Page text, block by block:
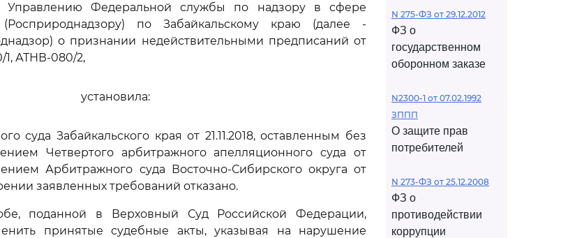
Управлению Федеральной службы по надзору в сфере
(Росприроднадзору) по Забайкальскому краю (далее -
о признании недействительными предписаний от
1, АТНВ-080/2,
установила:
суда Забайкальского края от 21.11.2018, оставленным без
Четвертого арбитражного апелляционного суда от
Арбитражного суда Восточно-Сибирского округа от
заявленных требований отказано.
поданной в Верховный Суд Российской Федерации,
принятые судебные акты, указывая на нарушение
N 275-ФЗ от 29.12.2012
ФЗ о
государственном
оборонном заказе
N2300-1 от 07.02.1992
ЗППП
О защите прав
потребителей
N 273-ФЗ от 25.12.2008
ФЗ о
противодействии
коррупции